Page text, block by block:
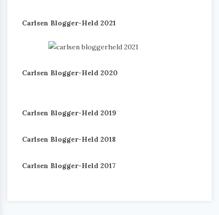
Carlsen Blogger-Held 2021
Carlsen Blogger-Held 2020
Carlsen Blogger-Held 2019
Carlsen Blogger-Held 2018
Carlsen Blogger-Held 2017